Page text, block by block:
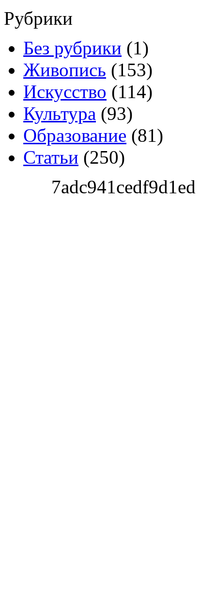
Рубрики
Без рубрики (1)
Живопись (153)
Искусство (114)
Культура (93)
Образование (81)
Статьи (250)
7adc941cedf9d1ed